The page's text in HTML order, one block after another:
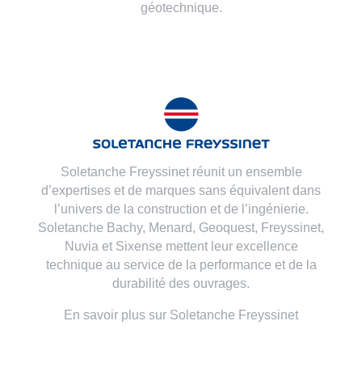
géotechnique.
Soletanche Freyssinet réunit un ensemble
d’expertises et de marques sans équivalent dans
l’univers de la construction et de l’ingénierie.
Soletanche Bachy, Menard, Geoquest, Freyssinet,
Nuvia et Sixense mettent leur excellence
technique au service de la performance et de la
durabilité des ouvrages.
En savoir plus sur Soletanche Freyssinet